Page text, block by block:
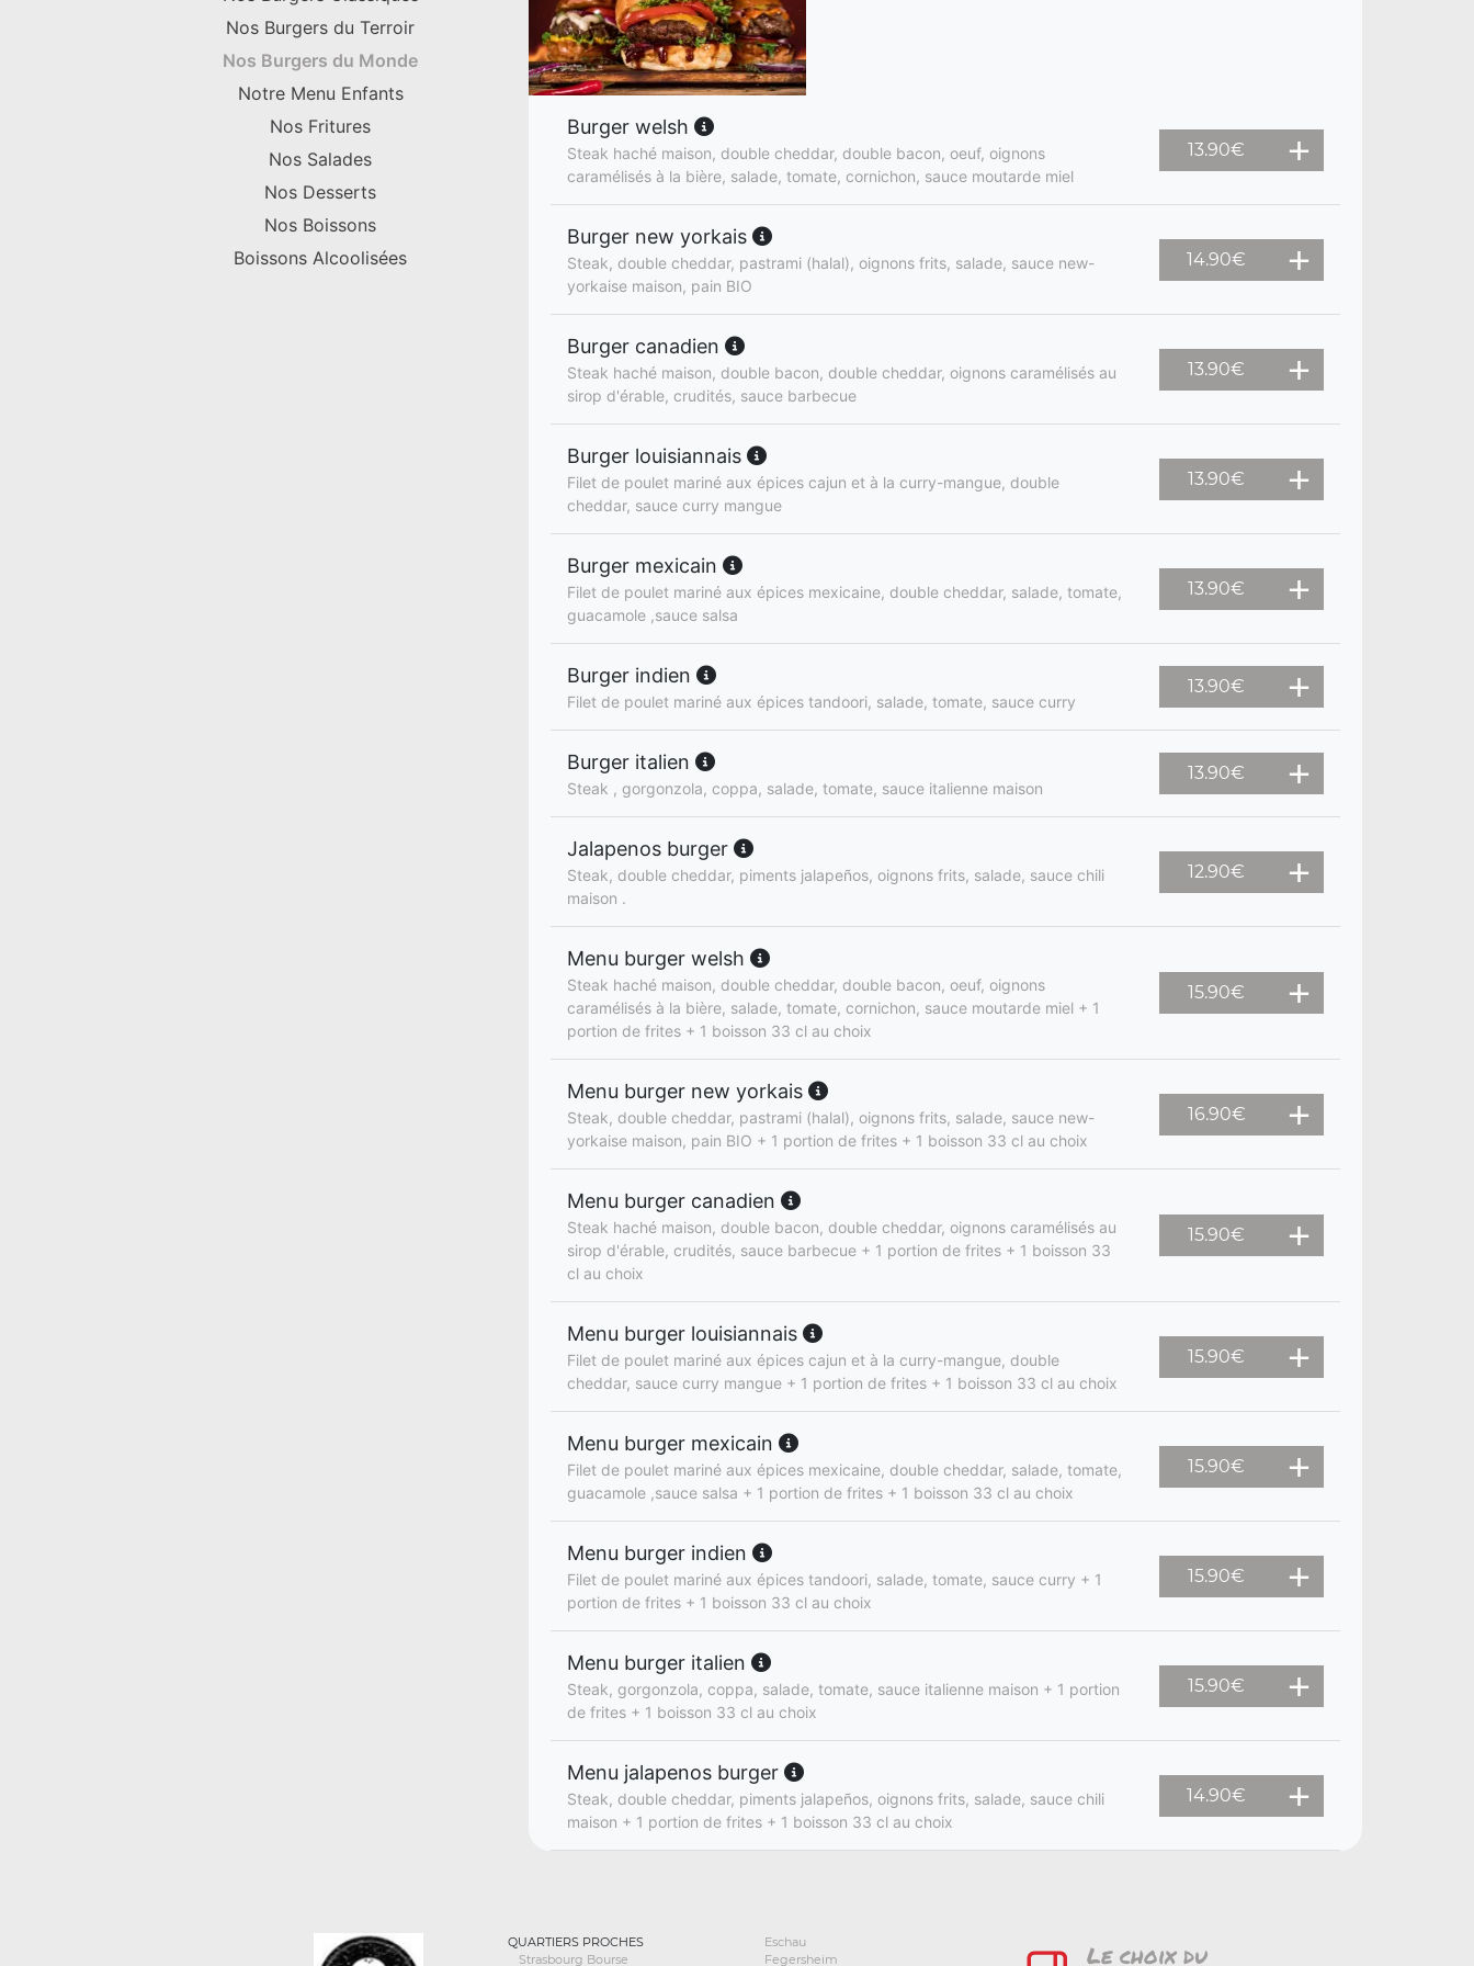
Nos Burgers du Terroir
Nos Burgers du Monde
Notre Menu Enfants
Nos Fritures
Nos Salades
Nos Desserts
Nos Boissons
Boissons Alcoolisées
Burger welsh
Steak haché maison, double cheddar, double bacon, oeuf, oignons
caramélisés à la bière, salade, tomate, cornichon, sauce moutarde miel
13.90€
Burger new yorkais
Steak, double cheddar, pastrami (halal), oignons frits, salade, sauce new-
yorkaise maison, pain BIO
14.90€
Burger canadien
Steak haché maison, double bacon, double cheddar, oignons caramélisés au
sirop d'érable, crudités, sauce barbecue
13.90€
Burger louisiannais
Filet de poulet mariné aux épices cajun et à la curry-mangue, double
cheddar, sauce curry mangue
13.90€
Burger mexicain
Filet de poulet mariné aux épices mexicaine, double cheddar, salade, tomate,
guacamole ,sauce salsa
13.90€
Burger indien
Filet de poulet mariné aux épices tandoori, salade, tomate, sauce curry
13.90€
Burger italien
Steak , gorgonzola, coppa, salade, tomate, sauce italienne maison
13.90€
Jalapenos burger
Steak, double cheddar, piments jalapeños, oignons frits, salade, sauce chili
maison .
12.90€
Menu burger welsh
Steak haché maison, double cheddar, double bacon, oeuf, oignons
caramélisés à la bière, salade, tomate, cornichon, sauce moutarde miel + 1
portion de frites + 1 boisson 33 cl au choix
15.90€
Menu burger new yorkais
Steak, double cheddar, pastrami (halal), oignons frits, salade, sauce new-
yorkaise maison, pain BIO + 1 portion de frites + 1 boisson 33 cl au choix
16.90€
Menu burger canadien
Steak haché maison, double bacon, double cheddar, oignons caramélisés au
sirop d'érable, crudités, sauce barbecue + 1 portion de frites + 1 boisson 33
cl au choix
15.90€
Menu burger louisiannais
Filet de poulet mariné aux épices cajun et à la curry-mangue, double
cheddar, sauce curry mangue + 1 portion de frites + 1 boisson 33 cl au choix
15.90€
Menu burger mexicain
Filet de poulet mariné aux épices mexicaine, double cheddar, salade, tomate,
guacamole ,sauce salsa + 1 portion de frites + 1 boisson 33 cl au choix
15.90€
Menu burger indien
Filet de poulet mariné aux épices tandoori, salade, tomate, sauce curry + 1
portion de frites + 1 boisson 33 cl au choix
15.90€
Menu burger italien
Steak, gorgonzola, coppa, salade, tomate, sauce italienne maison + 1 portion
de frites + 1 boisson 33 cl au choix
15.90€
Menu jalapenos burger
Steak, double cheddar, piments jalapeños, oignons frits, salade, sauce chili
maison + 1 portion de frites + 1 boisson 33 cl au choix
14.90€
QUARTIERS PROCHES
Strasbourg Bourse
Eschau
Fegersheim
Le choix du